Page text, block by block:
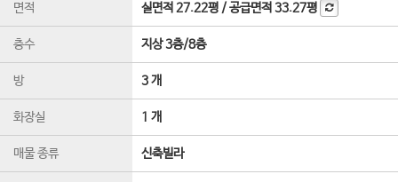
면적 실면적27.22평 /공급면적33.27평
층수 지상 3층/8층
방 3 개
화장실 1 개
매물 종류 신축빌라